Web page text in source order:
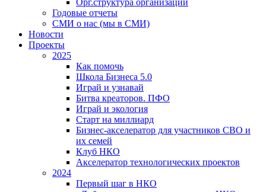
Орг.структура организации
Годовые отчеты
СМИ о нас (мы в СМИ)
Новости
Проекты
2025
Как помочь
Школа Бизнеса 5.0
Играй и узнавай
Битва креаторов. ПФО
Играй и экология
Старт на миллиард
Бизнес-акселератор для участников СВО и
их семей
Клуб НКО
Акселератор технологических проектов
2024
Первый шаг в НКО